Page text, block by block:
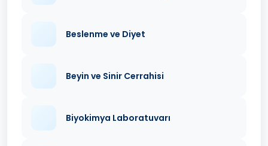
Beslenme ve Diyet
Beyin ve Sinir Cerrahisi
Biyokimya Laboratuvarı